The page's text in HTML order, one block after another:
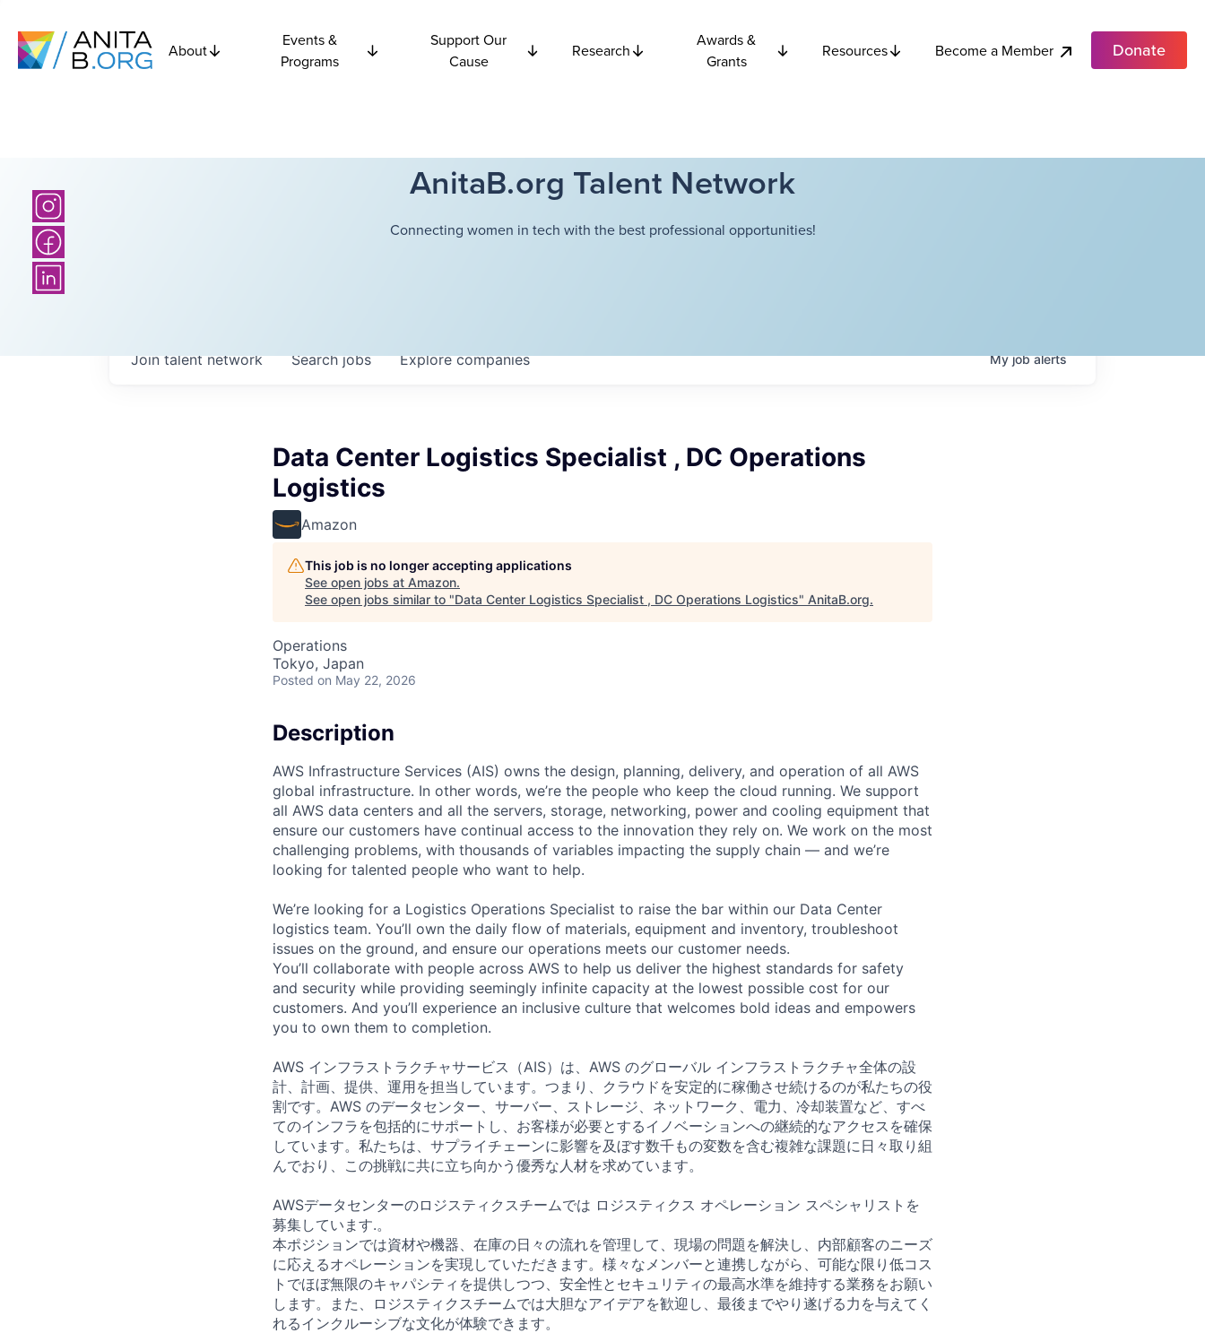
About
Events &
Programs
Support Our
Cause
Research
Awards &
Grants
Resources Become a Member Donate
AnitaB.org Talent Network
Connecting women in tech with the best professional opportunities!
Searchjobs Explorecompanies
Join talent network Myjobalerts
Data Center Logistics Specialist , DC Operations
Logistics
Amazon
This job is no longer accepting applications
See open jobs at Amazon.
See open jobs similar to "Data Center Logistics Specialist , DC Operations Logistics" AnitaB.org.
Operations
Tokyo, Japan
Posted on May 22, 2026
Description
AWS Infrastructure Services (AIS) owns the design, planning, delivery, and operation of all AWS
global infrastructure. In other words, we’re the people who keep the cloud running. We support
all AWS data centers and all the servers, storage, networking, power and cooling equipment that
ensure our customers have continual access to the innovation they rely on. We work on the most
challenging problems, with thousands of variables impacting the supply chain — and we’re
looking for talented people who want to help.
We’re looking for a Logistics Operations Specialist to raise the bar within our Data Center
logistics team. You’ll own the daily flow of materials, equipment and inventory, troubleshoot
issues on the ground, and ensure our operations meets our customer needs.
You’ll collaborate with people across AWS to help us deliver the highest standards for safety
and security while providing seemingly infinite capacity at the lowest possible cost for our
customers. And you’ll experience an inclusive culture that welcomes bold ideas and empowers
you to own them to completion.
AWS インフラストラクチャサービス（AIS）は、AWS のグローバル インフラストラクチャ全体の設
計、計画、提供、運用を担当しています。つまり、クラウドを安定的に稼働させ続けるのが私たちの役
割です。AWS のデータセンター、サーバー、ストレージ、ネットワーク、電力、冷却装置など、すべ
てのインフラを包括的にサポートし、お客様が必要とするイノベーションへの継続的なアクセスを確保
しています。私たちは、サプライチェーンに影響を及ぼす数千もの変数を含む複雑な課題に日々取り組
んでおり、この挑戦に共に立ち向かう優秀な人材を求めています。
AWSデータセンターのロジスティクスチームでは ロジスティクス オペレーション スペシャリストを
募集しています.。
本ポジションでは資材や機器、在庫の日々の流れを管理して、現場の問題を解決し、内部顧客のニーズ
に応えるオペレーションを実現していただきます。様々なメンバーと連携しながら、可能な限り低コス
トでほぼ無限のキャパシティを提供しつつ、安全性とセキュリティの最高水準を維持する業務をお願い
します。また、ロジスティクスチームでは大胆なアイデアを歓迎し、最後までやり遂げる力を与えてく
れるインクルーシブな文化が体験できます。